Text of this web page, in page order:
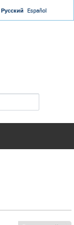
Русский Español